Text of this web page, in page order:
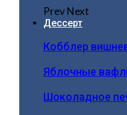
PrevNext
Дессерт
Кобблер
Яблочные
Шоколадное